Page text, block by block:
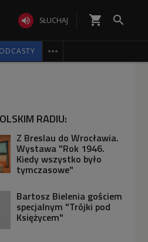
 SŁUCHAJ shopping_cart 

RADIU:
Z Breslau do Wrocławia.
Wystawa "Rok 1946.
Kiedy wszystko było
tymczasowe"
Bartosz Bielenia gościem
specjalnym "Trójki pod
Księżycem"